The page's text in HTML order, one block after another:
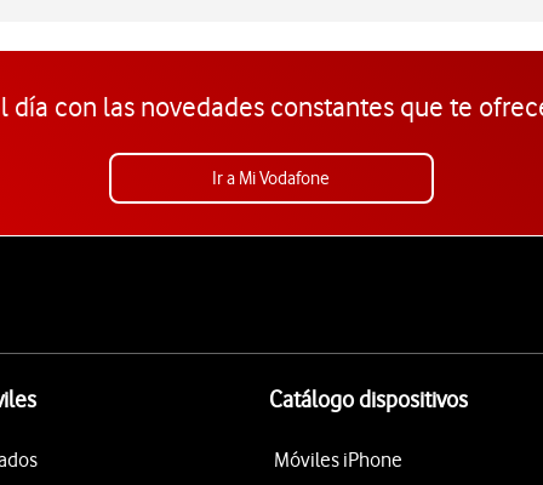
día con las novedades constantes que te
Ir a Mi Vodafone
Catálogo dispositivos
Móviles iPhone